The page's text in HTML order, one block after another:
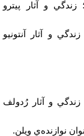
زندگي و آثار پيترو
و آثار آنتونيو
زندگي و آثار رُدولف
نوازنده‌ي ويلن.